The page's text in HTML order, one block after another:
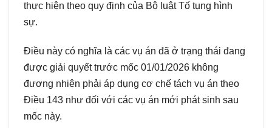
thực hiện theo quy định của Bộ luật Tố tụng hình
sự.
Điều này có nghĩa là các vụ án đã ở trạng thái đang
được giải quyết trước mốc 01/01/2026 không
đương nhiên phải áp dụng cơ chế tách vụ án theo
Điều 143 như đối với các vụ án mới phát sinh sau
mốc này.